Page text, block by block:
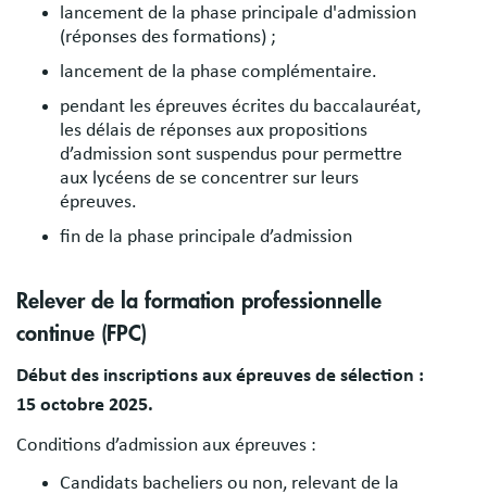
lancement de la phase principale d'admission
(réponses des formations) ;
lancement de la phase complémentaire.
pendant les épreuves écrites du baccalauréat,
les délais de réponses aux propositions
d’admission sont suspendus pour permettre
aux lycéens de se concentrer sur leurs
épreuves.
fin de la phase principale d’admission
Relever de la formation professionnelle
continue (FPC)
Début des inscriptions aux épreuves de sélection :
15 octobre 2025.
Conditions d’admission aux épreuves :
Candidats bacheliers ou non, relevant de la